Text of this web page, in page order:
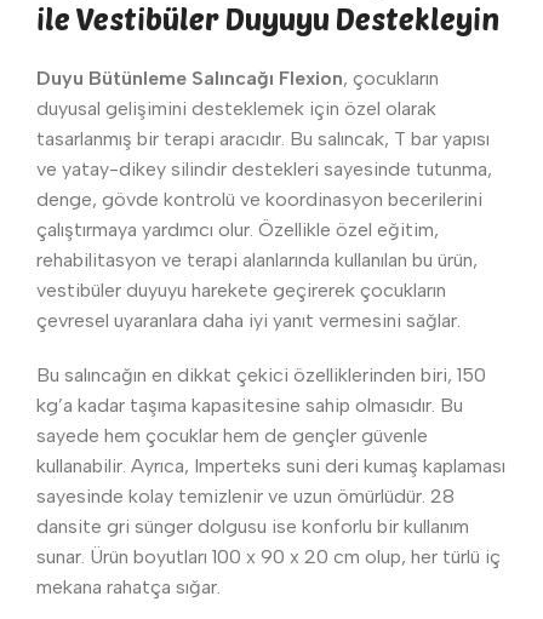
ile Vestibüler Duyuyu Destekleyin
Duyu Bütünleme Salıncağı Flexion, çocukların
duyusal gelişimini desteklemek için özel olarak
tasarlanmış bir terapi aracıdır. Bu salıncak, T bar yapısı
ve yatay-dikey silindir destekleri sayesinde tutunma,
denge, gövde kontrolü ve koordinasyon becerilerini
çalıştırmaya yardımcı olur. Özellikle özel eğitim,
rehabilitasyon ve terapi alanlarında kullanılan bu ürün,
vestibüler duyuyu harekete geçirerek çocukların
çevresel uyaranlara daha iyi yanıt vermesini sağlar.
Bu salıncağın en dikkat çekici özelliklerinden biri, 150
kg’a kadar taşıma kapasitesine sahip olmasıdır. Bu
sayede hem çocuklar hem de gençler güvenle
kullanabilir. Ayrıca, Imperteks suni deri kumaş kaplaması
sayesinde kolay temizlenir ve uzun ömürlüdür. 28
dansite gri sünger dolgusu ise konforlu bir kullanım
sunar. Ürün boyutları 100 x 90 x 20 cm olup, her türlü iç
mekana rahatça sığar.